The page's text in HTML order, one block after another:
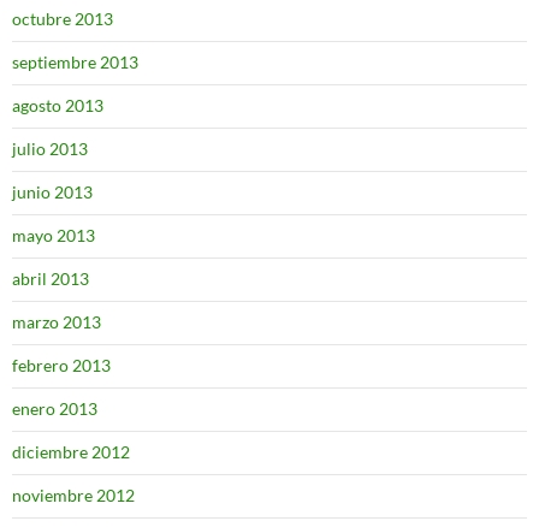
octubre 2013
septiembre 2013
agosto 2013
julio 2013
junio 2013
mayo 2013
abril 2013
marzo 2013
febrero 2013
enero 2013
diciembre 2012
noviembre 2012